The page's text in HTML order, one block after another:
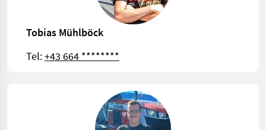
Tobias Mühlböck
Tel:+43 664 ********